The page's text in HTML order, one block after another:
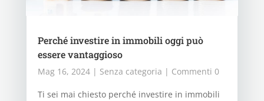
Perché investire in immobili oggi può
essere vantaggioso
Mag 16, 2024| Senza categoria | Commenti 0
Ti sei mai chiesto perché investire in immobili